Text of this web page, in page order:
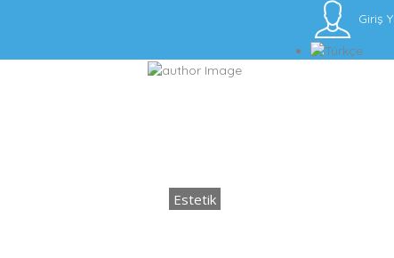
Giriş
Estetik